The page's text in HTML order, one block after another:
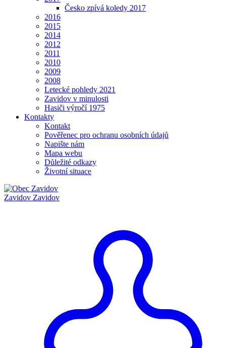
Česko zpívá koledy 2017
2016
2015
2014
2012
2011
2010
2009
2008
Letecké pohledy 2021
Zavidov v minulosti
Hasiči výročí 1975
Kontakty
Kontakt
Pověřenec pro ochranu osobních údajů
Napište nám
Mapa webu
Důležité odkazy
Životní situace
Zavidov Zavidov